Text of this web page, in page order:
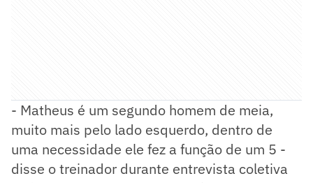
- Matheus é um segundo homem de meia,
muito mais pelo lado esquerdo, dentro de
uma necessidade ele fez a função de um 5 -
disse o treinador durante entrevista coletiva